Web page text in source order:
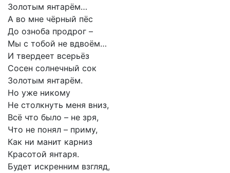
Золотым янтарём…
А во мне чёрный пёс
До озноба продрог –
Мы с тобой не вдвоём…
И твердеет всерьёз
Сосен солнечный сок
Золотым янтарём.
Но уже никому
Не столкнуть меня вниз,
Всё что было – не зря,
Что не понял – приму,
Как ни манит карниз
Красотой янтаря.
Будет искренним взгляд,